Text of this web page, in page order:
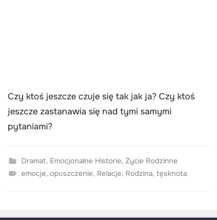
Czy ktoś jeszcze czuje się tak jak ja? Czy ktoś
jeszcze zastanawia się nad tymi samymi
pytaniami?
Dramat, Emocjonalne Historie, Życie Rodzinne
emocje, opuszczenie, Relacje, Rodzina, tęsknota